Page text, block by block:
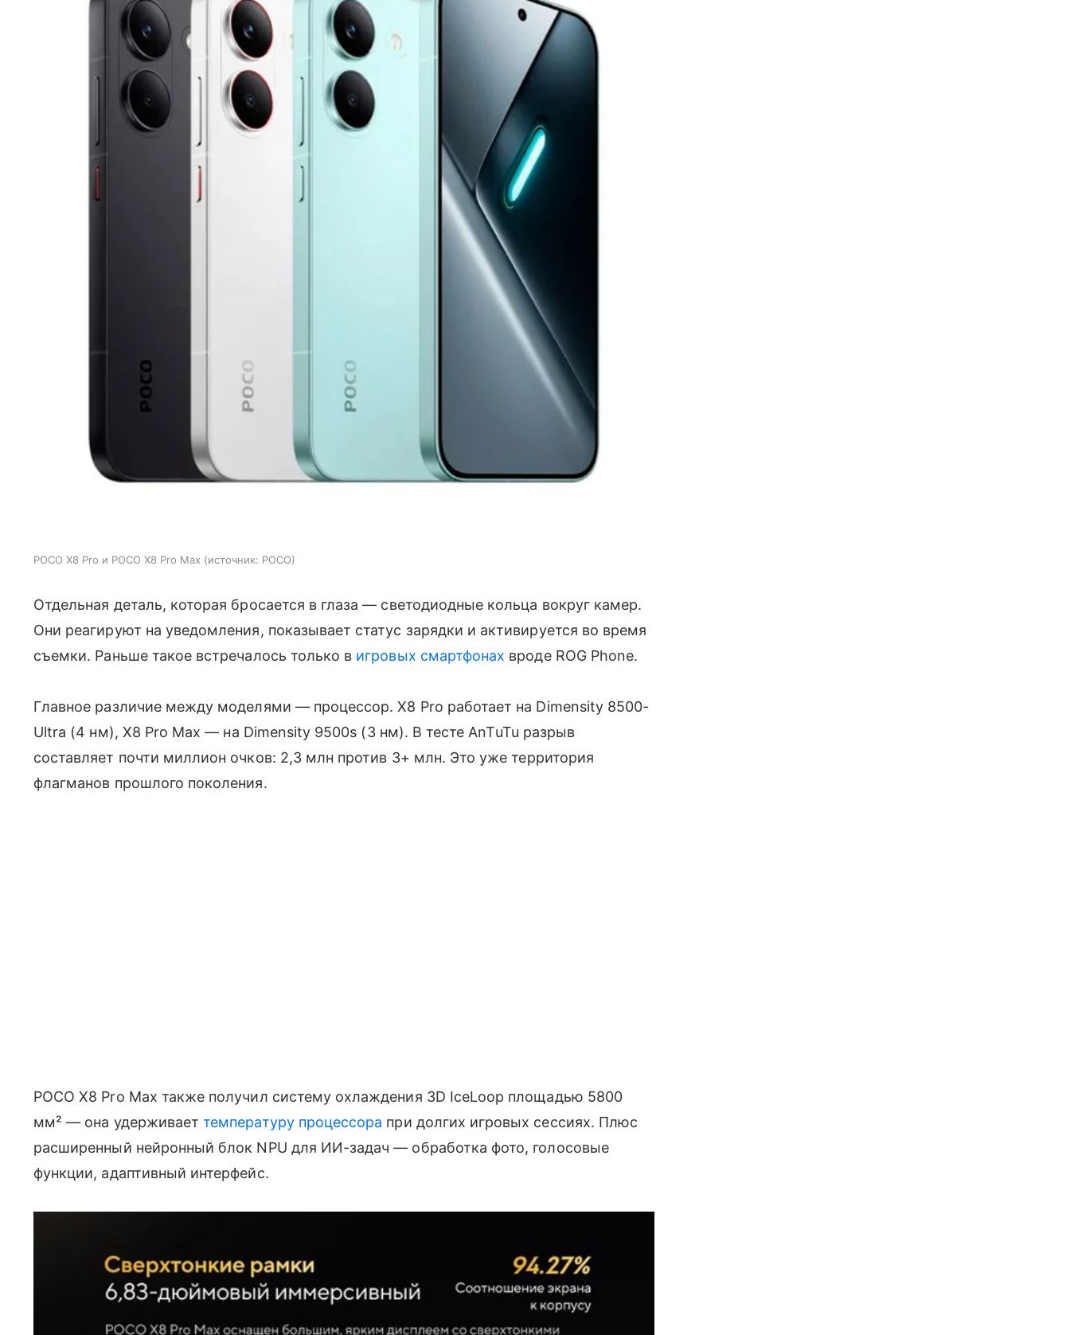
POCO X8 Pro и POCO X8 Pro Max источник: POCO
Отдельная деталь, которая бросается в глаза — светодиодные кольца вокруг камер.
Они реагируют на уведомления, показывает статус зарядки и активируется во время
съемки. Раньше такое встречалось только в игровых смартфонах вроде ROG Phone.
Главное различие между моделями — процессор. X8 Pro работает на Dimensity 8500-
Ultra (4 нм), X8 Pro Max — на Dimensity 9500s (3 нм). В тесте AnTuTu разрыв
составляет почти миллион очков: 2,3 млн против 3+ млн. Это уже территория
флагманов прошлого поколения.
POCO X8 Pro Max также получил систему охлаждения 3D IceLoop площадью 5800
мм² — она удерживаеттемпературу процессора при долгих игровых сессиях. Плюс
расширенный нейронный блок NPU для ИИ-задач — обработка фото, голосовые
функции, адаптивный интерфейс.